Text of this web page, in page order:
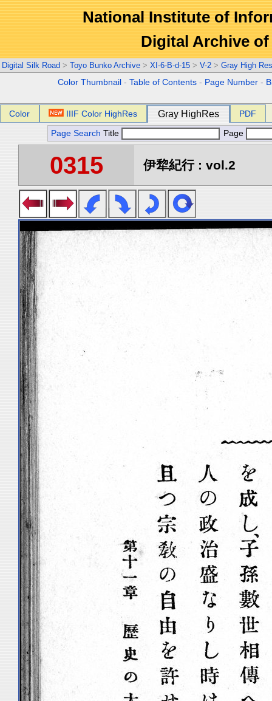
National Institute of
Digital Archive
Digital Silk Road > Toyo Bunko Archive > XI-6-B-d-15 > V-2 > Gray High
Color Thumbnail -Table of Contents - Page Number -
Color IIIF Color HighRes Gray HighRes PDF
Page Search Title Page
0315 伊犂紀行 : vol.2